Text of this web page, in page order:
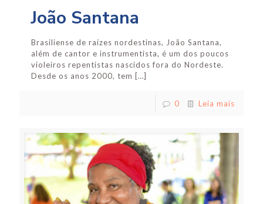
João Santana
Brasiliense de raízes nordestinas, João Santana,
além de cantor e instrumentista, é um dos poucos
violeiros repentistas nascidos fora do Nordeste.
Desde os anos 2000, tem […]
0 Leia mais